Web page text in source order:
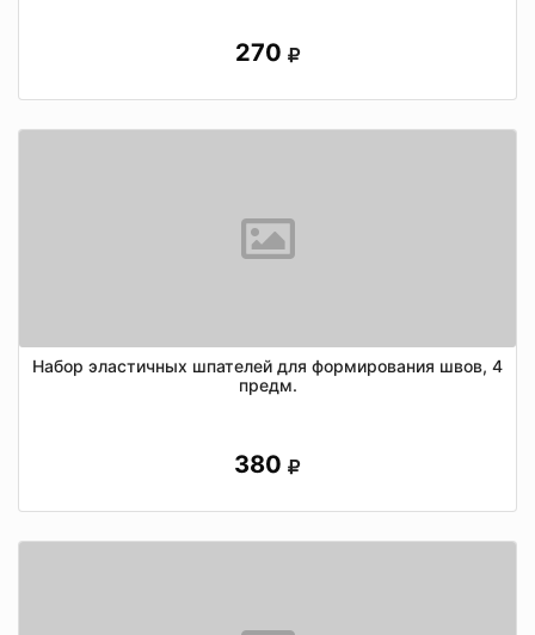
270
Набор эластичных шпателей для формирования швов, 4
предм.
380